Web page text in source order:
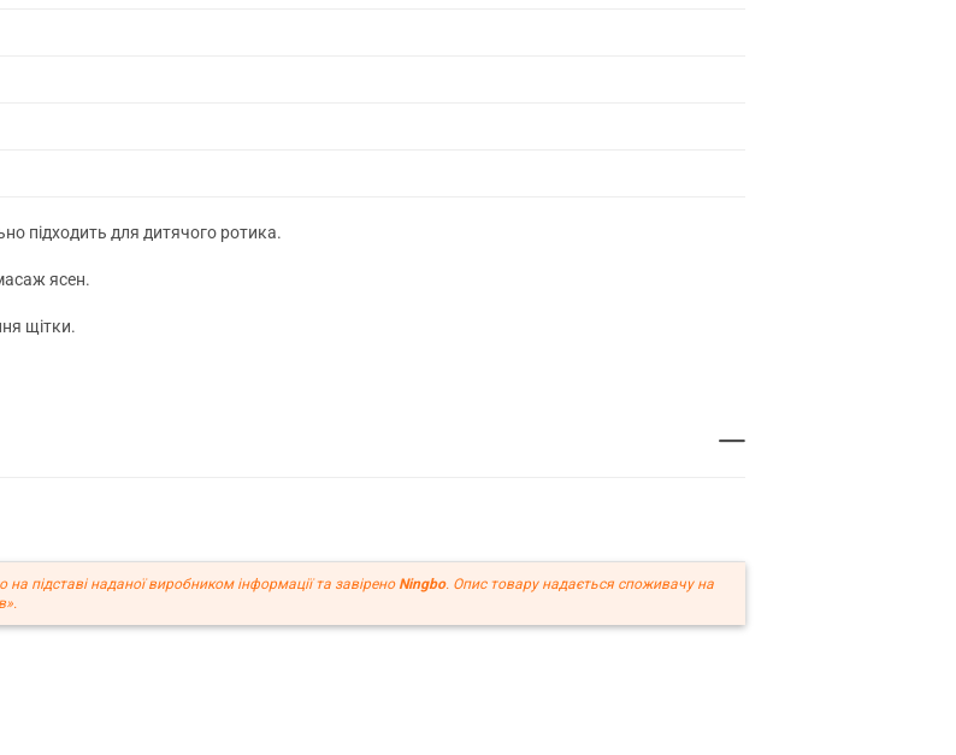
підходить для дитячого ротика.
ясен.
щітки.
підставі наданої виробником інформації та завірено Ningbo. Опис товару надається споживачу на